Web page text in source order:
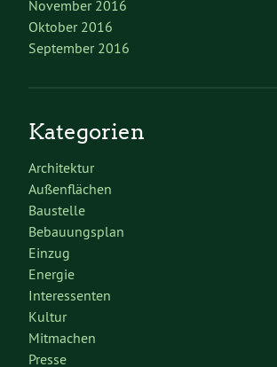
November 2016
Oktober 2016
September 2016
Kategorien
Architektur
Außenflächen
Baustelle
Bebauungsplan
Einzug
Energie
Interessenten
Kultur
Mitmachen
Presse